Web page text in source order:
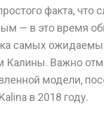
факта,
— в это время
самых
Важно
модели,
в 2018 году.